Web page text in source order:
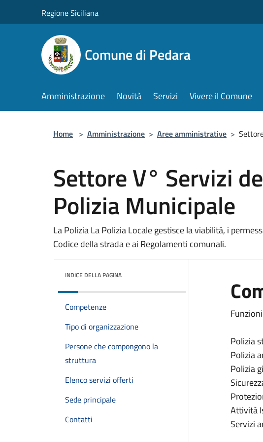
Regione Siciliana
Comune di Pedara
Amministrazione Novità Servizi Vivere il Comune
Home > Amministrazione > Aree amministrative >
Settore V° Servizi
Polizia Municipale
La Polizia La Polizia Locale gestisce la viabilità, i
Codice della strada e ai Regolamenti comunali.
INDICE DELLA PAGINA
Competenze
Tipo di organizzazione
Persone che compongono la
struttura
Elenco servizi offerti
Sede principale
Contatti
Polizia
Polizia
Polizia
Attività
Servizi